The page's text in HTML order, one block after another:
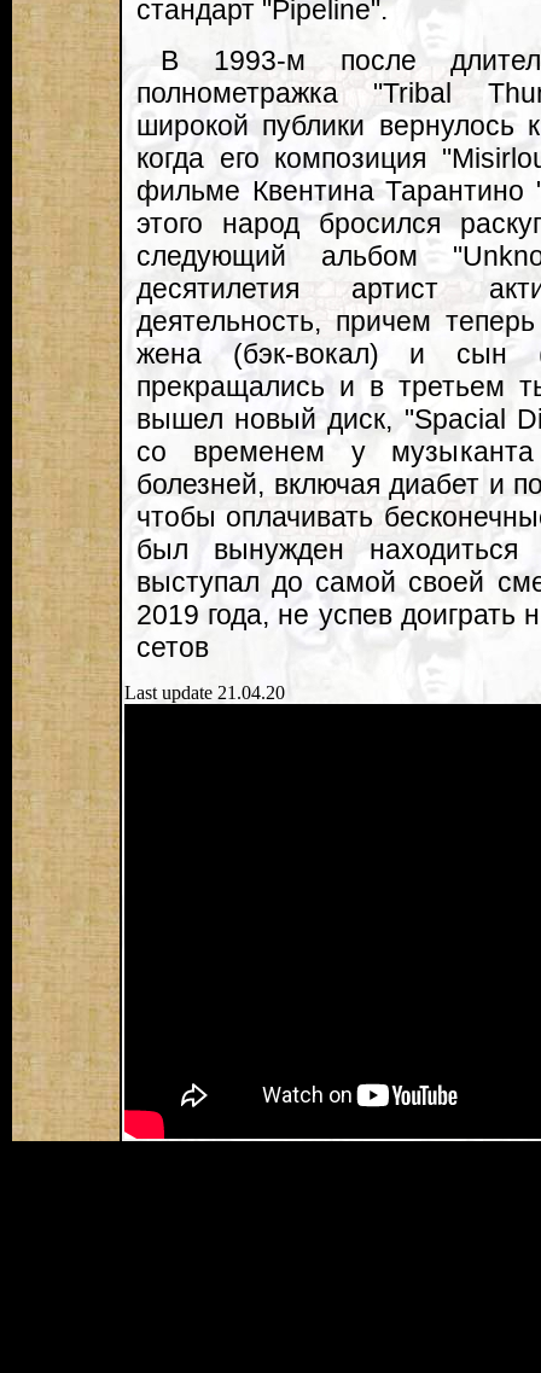
стандарт "Pipeline".
В 1993-м после
полнометражка "Tribal
широкой публики вернулось
когда его композиция
фильме Квентина Тарантино
этого народ бросился
следующий альбом
десятилетия артист
деятельность, причем
жена (бэк-вокал) и сын
прекращались и в третьем
вышел новый диск, "Spacial
со временем у музыканта
болезней, включая диабет и
чтобы оплачивать
был вынужден
выступал до самой своей
2019 года, не успев доиграть
сетов
Last update 21.04.20